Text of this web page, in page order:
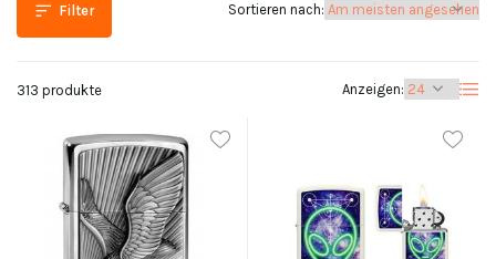
Filter
313 produkte Anzeigen:
Sortieren nach: